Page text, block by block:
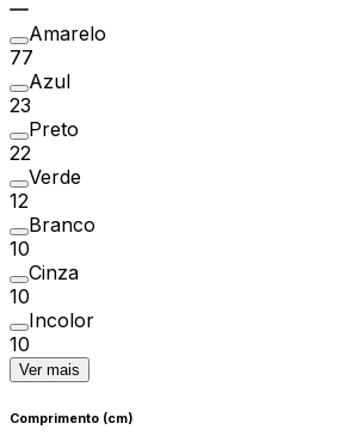
Amarelo
77
Azul
23
Preto
22
Verde
12
Branco
10
Cinza
10
Incolor
10
Ver mais
Comprimento (cm)